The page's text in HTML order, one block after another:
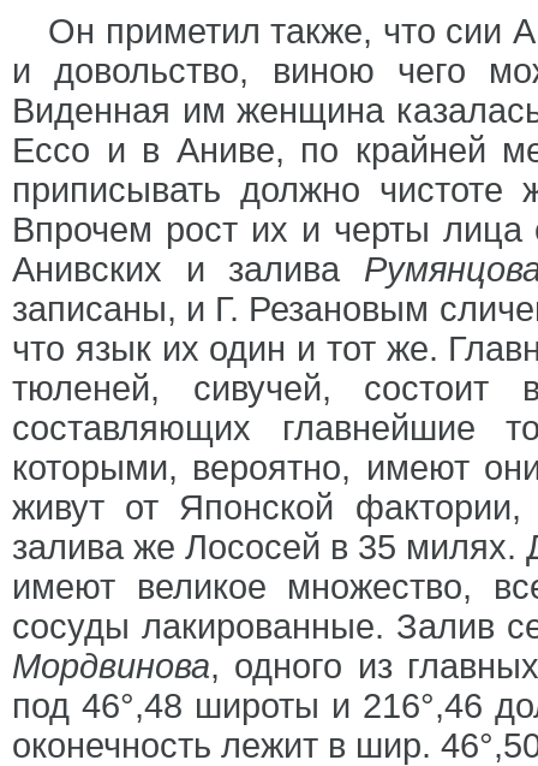
Он приметил также, что сии
и довольство, виною чего
Виденная им женщина
Ессо и в Аниве, по крайней
приписывать должно
Впрочем рост их и черты
Анивских и залива
записаны, и Г. Резановым
что язык их один и тот же.
тюленей, сивучей, состоит
составляющих главнейшие
которыми, вероятно, имеют
живут от Японской
залива же Лососей в 35
имеют великое множество,
сосуды лакированные. Залив
Мордвинова, одного из
под 46°,48 широты и 216°,46
оконечность лежит в шир.